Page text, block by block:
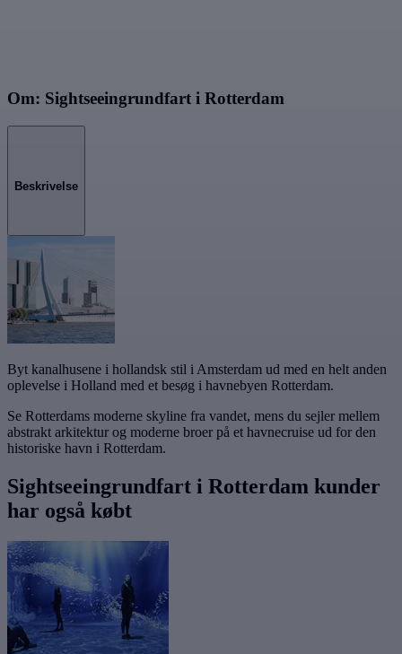
Om: Sightseeingrundfart i Rotterdam
Beskrivelse
Byt kanalhusene i hollandsk stil i Amsterdam ud med en helt anden
oplevelse i Holland med et besøg i havnebyen Rotterdam.
Se Rotterdams moderne skyline fra vandet, mens du sejler mellem
abstrakt arkitektur og moderne broer på et havnecruise ud for den
historiske havn i Rotterdam.
Sightseeingrundfart i Rotterdam kunder
har også købt